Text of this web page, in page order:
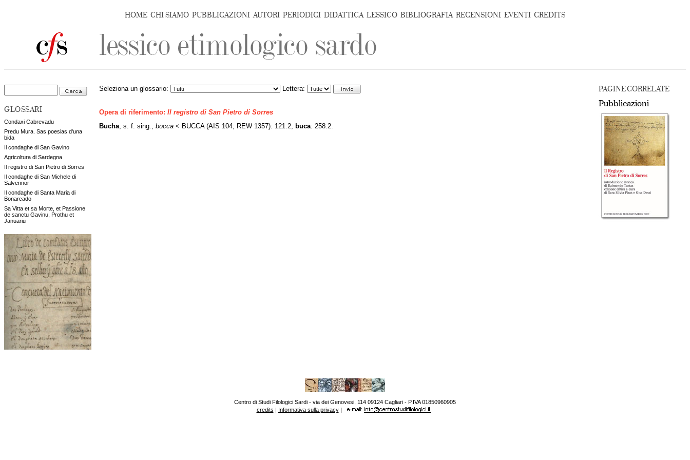
HOME CHI SIAMO PUBBLICAZIONI AUTORI PERIODICI DIDATTICA LESSICO BIBLIOGRAFIA RECENSIONI EVENTI CREDITS
GLOSSARI
Condaxi Cabrevadu
Predu Mura. Sas poesias d'una
bida
Il condaghe di San Gavino
Agricoltura di Sardegna
Il registro di San Pietro di Sorres
Il condaghe di San Michele di
Salvennor
Il condaghe di Santa Maria di
Bonarcado
Sa Vitta et sa Morte, et Passione
de sanctu Gavinu, Prothu et
Januariu
PAGINE CORRELATE
Pubblicazioni
Seleziona un glossario: Lettera:
Opera di riferimento: Il registro di San Pietro di Sorres
Bucha , s. f. sing., bocca < BUCCA (AIS 104; REW 1357): 121.2; buca: 258.2.
Centro di Studi Filologici Sardi - via dei Genovesi, 114 09124 Cagliari - P.IVA 01850960905
credits | Informativa sulla privacy|